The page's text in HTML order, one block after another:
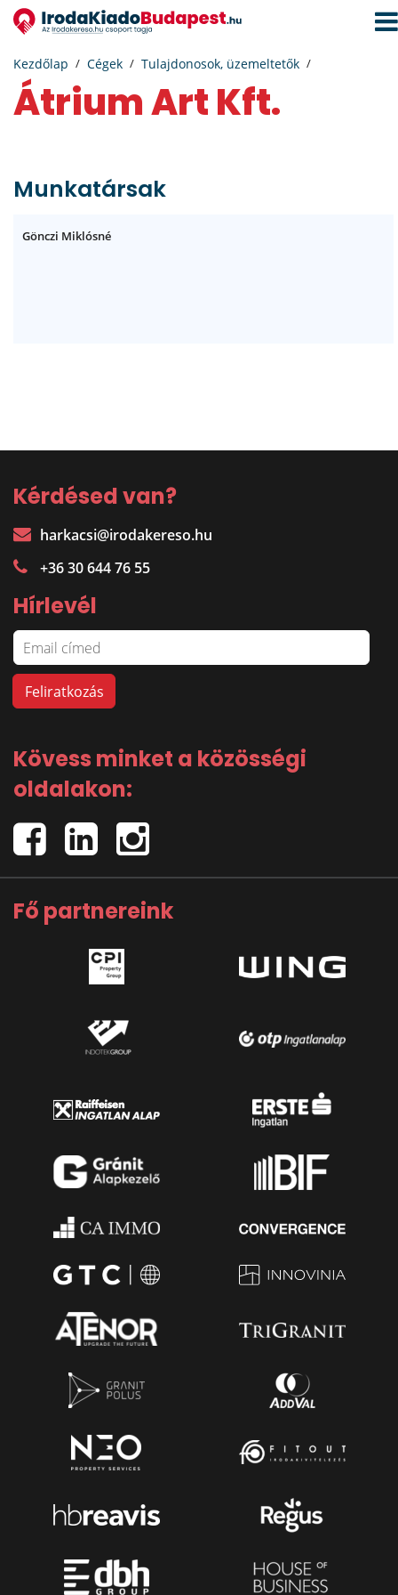
Kezdőlap Cégek Tulajdonosok, üzemeltetők
Átrium Art Kft.
Munkatársak
Gönczi Miklósné
Kérdésed van?
harkacsi@irodakereso.hu
+36 30 644 76 55
Hírlevél
Kövess minket a közösségi
oldalakon:
Fő partnereink